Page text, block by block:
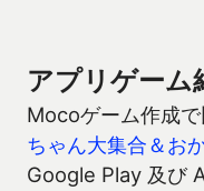
アプリゲーム
Mocoゲーム作成
ちゃん大集合＆お
Google Play 及び